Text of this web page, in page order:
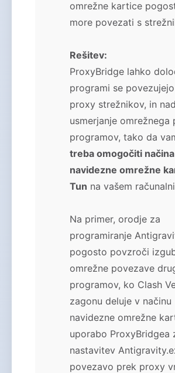
omrežne kartice
more povezati s
Rešitev:
ProxyBridge lahko
programi se
proxy strežnikov, in
usmerjanje omrežnega
programov, tako da
treba omogočiti načina
navidezne omrežne
Tun na vašem
Na primer, orodje za
programiranje
pogosto povzroči
omrežne povezave
programov, ko Clash
zagonu deluje v načinu
navidezne omrežne
uporabo ProxyBridgea
nastavitev
povezavo prek proxy